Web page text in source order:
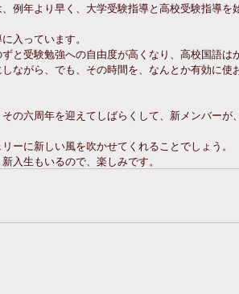
例年より早く、大学受験指導と高校受験指導を
入っています。
と受験勉強への自由度が高くなり、高校国語は
ながら、でも、その時間を、なんとか有効に使
の六周年を迎えてしばらくして、新メンバーが
ーに新しい風を吹かせてくれることでしょう。
入生もいるので、楽しみです。